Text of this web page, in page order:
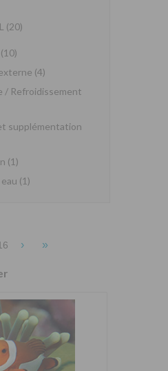
(20)
(4)
/ Refroidissement
supplémentation
(1)
(1)
› »